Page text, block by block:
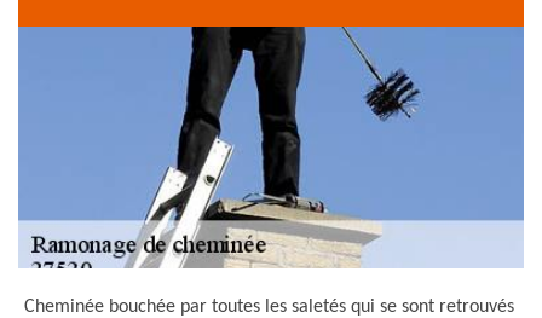
Cheminée bouchée par toutes les saletés qui se sont retrouvés